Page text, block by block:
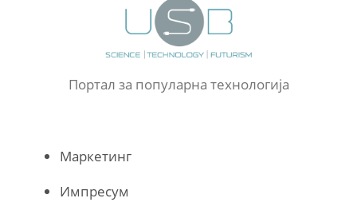
Портал за популарна технологија
Маркетинг
Импресум